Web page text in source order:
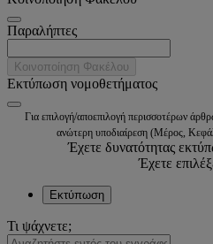
Παραλήπτες
Κοινοποίηση Φακέλου
Εκτύπωση νομοθετήματος
Για επιλογή/αποεπιλογή περισσοτέρων
ανώτερη υποδιαίρεση (Μέρος,
Έχετε δυνατότητας
Έχετε
Εκτύπωση
Τι ψάχνετε;